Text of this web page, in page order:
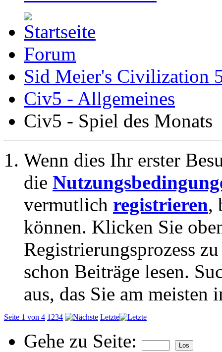
Forum
Sid Meier's Civilization
Civ5 - Allgemeines
Civ5 - Spiel des Monats
Wenn dies Ihr erster
die
vermutlich registrieren,
können. Klicken Sie
Registrierungsprozess
schon Beiträge lesen.
aus, das Sie am meisten
Seite 1 von 4 1 234 Letzte
Gehe zu Seite: